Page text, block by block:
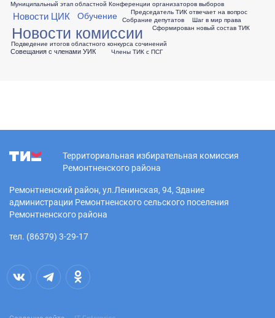
Муниципальный этап областной Конференции организаторов выборов
Новости ЦИК
Новости комиссии
Обучение
Подведение итогов областного конкурса сочинений
Председатель ТИК отвечает на вопрос
Собрание депутатов
Совещания с членами УИК
Сформирован новый состав ТИК
Члены ТИК с ПСГ
Шаг в мир права
Территориальная избирательная комиссия
Ремонтненского района
Ремонтненский район, ул.Ленинская, 94, Здание
администрации Ремонтненского сельского поселения
Ремонтненского района
тел. (86379) 3-29-17